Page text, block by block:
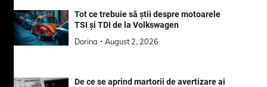
Tot ce trebuie să știi despre motoarele
TSI și TDI de la Volkswagen
Dorina
August 2, 2026
De ce se aprind martorii de avertizare ai